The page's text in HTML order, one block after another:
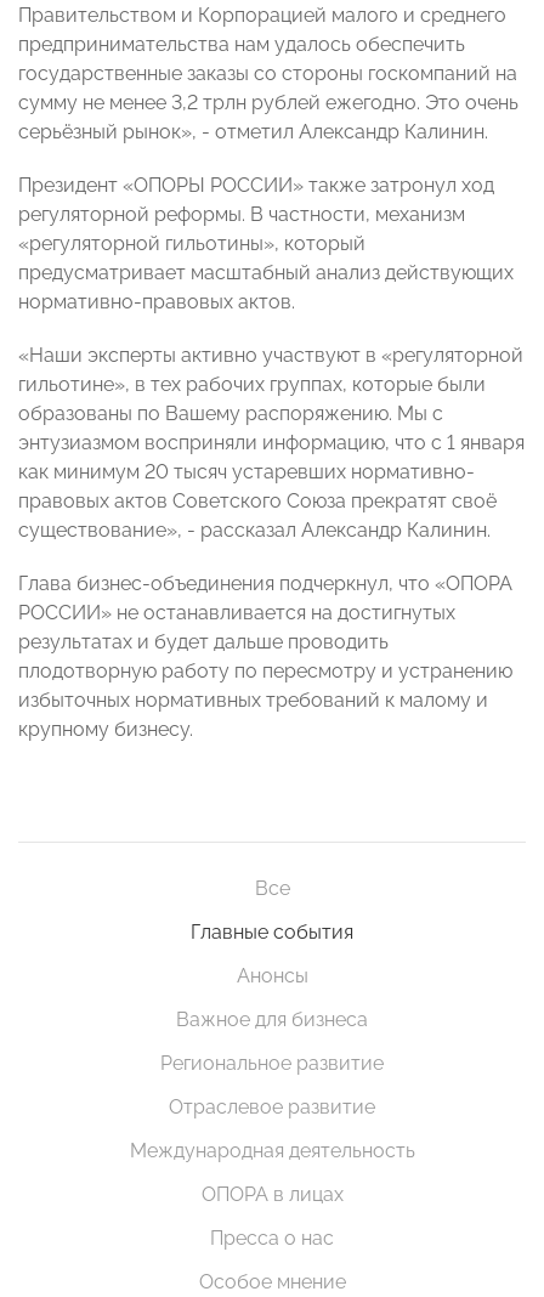
Правительством и Корпорацией малого и среднего
предпринимательства нам удалось обеспечить
государственные заказы со стороны госкомпаний на
сумму не менее 3,2 трлн рублей ежегодно. Это очень
серьёзный рынок», - отметил Александр Калинин.
Президент «ОПОРЫ РОССИИ» также затронул ход
регуляторной реформы. В частности, механизм
«регуляторной гильотины», который
предусматривает масштабный анализ действующих
нормативно-правовых актов.
«Наши эксперты активно участвуют в «регуляторной
гильотине», в тех рабочих группах, которые были
образованы по Вашему распоряжению. Мы с
энтузиазмом восприняли информацию, что с 1 января
как минимум 20 тысяч устаревших нормативно-
правовых актов Советского Союза прекратят своё
существование», - рассказал Александр Калинин.
Глава бизнес-объединения подчеркнул, что «ОПОРА
РОССИИ» не останавливается на достигнутых
результатах и будет дальше проводить
плодотворную работу по пересмотру и устранению
избыточных нормативных требований к малому и
крупному бизнесу.
Все
Главные события
Анонсы
Важное для бизнеса
Региональное развитие
Отраслевое развитие
Международная деятельность
ОПОРА в лицах
Пресса о нас
Особое мнение